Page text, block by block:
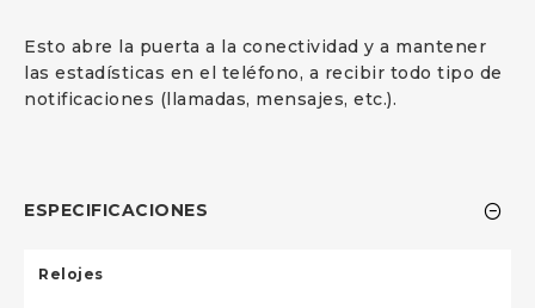
Esto abre la puerta a la conectividad y a mantener
las estadísticas en el teléfono, a recibir todo tipo de
notificaciones (llamadas, mensajes, etc.).
ESPECIFICACIONES
Relojes